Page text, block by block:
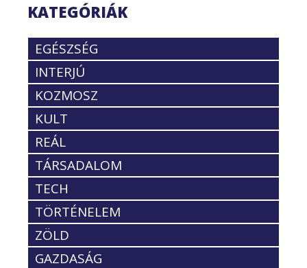
KATEGÓRIÁK
EGÉSZSÉG
INTERJÚ
KOZMOSZ
KULT
REÁL
TÁRSADALOM
TECH
TÖRTÉNELEM
ZÖLD
GAZDASÁG